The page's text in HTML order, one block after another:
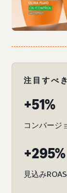
注目すべ
+51%
コンバージ
+295%
見込み